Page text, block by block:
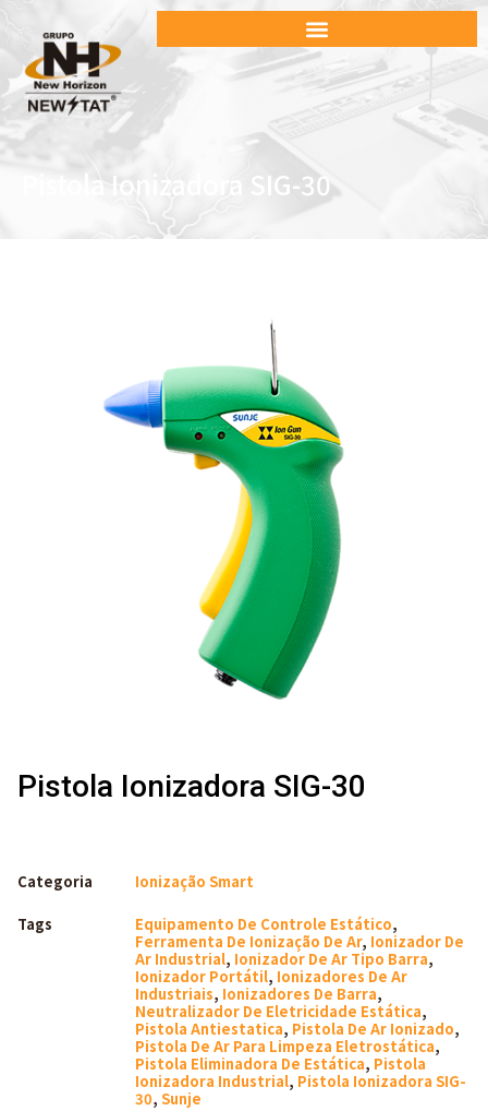
Pistola Ionizadora SIG-30
Pistola Ionizadora SIG-30
Categoria Ionização Smart
Tags Equipamento De Controle Estático,
Ferramenta De Ionização De Ar, Ionizador De
Ar Industrial, Ionizador De Ar Tipo Barra,
Ionizador Portátil, Ionizadores De Ar
Industriais, Ionizadores De Barra,
Neutralizador De Eletricidade Estática,
Pistola Antiestatica, Pistola De Ar Ionizado,
Pistola De Ar Para Limpeza Eletrostática,
Pistola Eliminadora De Estática, Pistola
Ionizadora Industrial, Pistola Ionizadora SIG-
30, Sunje